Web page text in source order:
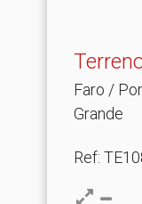
Faro /
Grande
Ref: